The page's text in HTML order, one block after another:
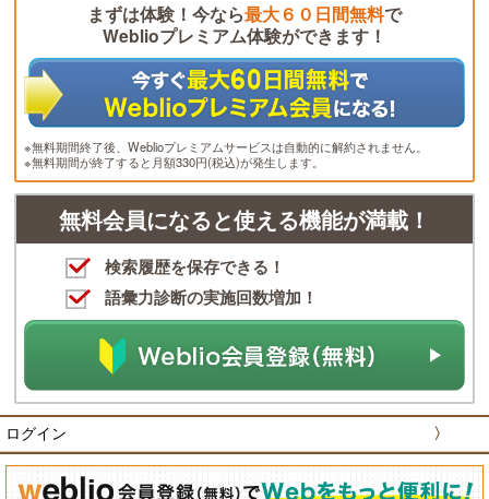
まずは体験！今なら最大６０日間無料で
Weblioプレミアム体験ができます！
※無料期間終了後、Weblioプレミアムサービスは自動的に解約されません。
※無料期間が終了すると月額330円(税込)が発生します。
無料会員になると使える機能が満載！
検索履歴を保存できる！
語彙力診断の実施回数増加！
ログイン 〉